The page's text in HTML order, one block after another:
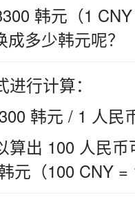
韩元（1
多少韩元呢？
行计算：
韩元 / 1 人民
算出 100 人民
元（100 CNY =